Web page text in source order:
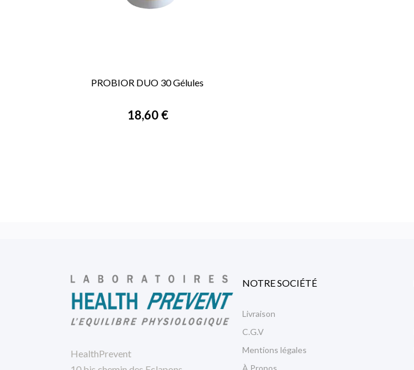
PROBIOR DUO 30 Gélules
18,60 €
HealthPrevent
NOTRE SOCIÉTÉ
Livraison
C.G.V
Mentions légales
À Propos